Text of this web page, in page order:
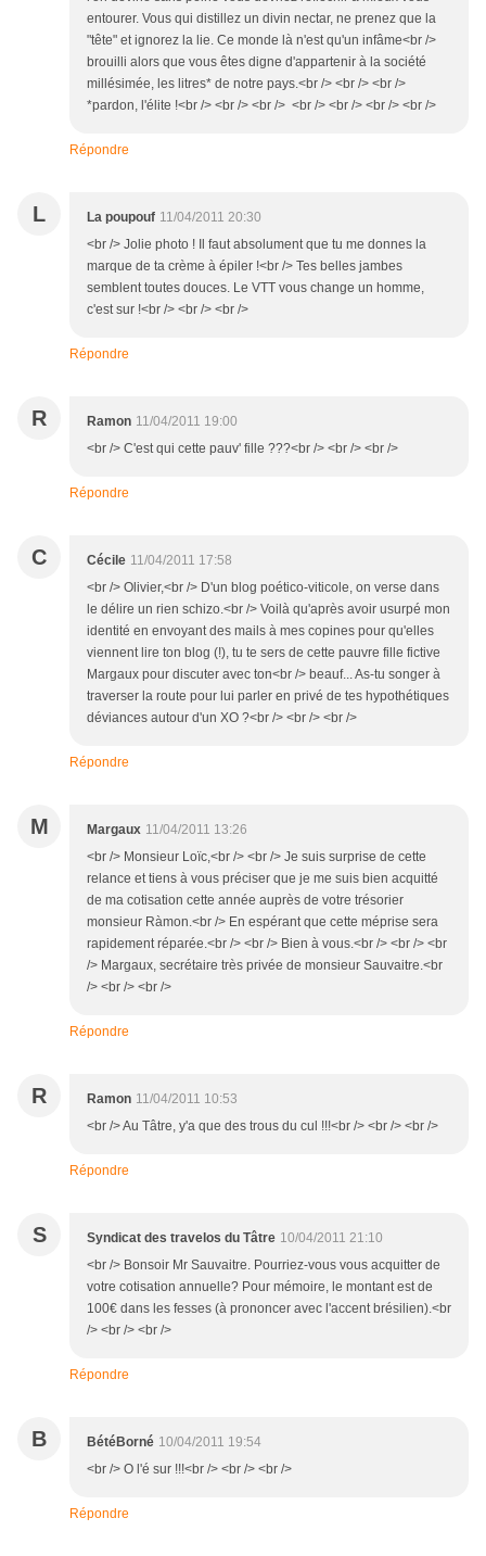
entourer. Vous qui distillez un divin nectar, ne prenez que la
"tête" et ignorez la lie. Ce monde là n'est qu'un infâme<br />
brouilli alors que vous êtes digne d'appartenir à la société
millésimée, les litres* de notre pays.<br /> <br /> <br />
*pardon, l'élite !<br /> <br /> <br /> <br /> <br /> <br /> <br />
Répondre
L La poupouf 11/04/2011 20:30
<br /> Jolie photo ! Il faut absolument que tu me donnes la
marque de ta crème à épiler !<br /> Tes belles jambes
semblent toutes douces. Le VTT vous change un homme,
c'est sur !<br /> <br /> <br />
Répondre
R Ramon 11/04/2011 19:00
<br /> C'est qui cette pauv' fille ???<br /> <br /> <br />
Répondre
C Cécile 11/04/2011 17:58
<br /> Olivier,<br /> D'un blog poético-viticole, on verse dans
le délire un rien schizo.<br /> Voilà qu'après avoir usurpé mon
identité en envoyant des mails à mes copines pour qu'elles
viennent lire ton blog (!), tu te sers de cette pauvre fille fictive
Margaux pour discuter avec ton<br /> beauf... As-tu songer à
traverser la route pour lui parler en privé de tes hypothétiques
déviances autour d'un XO ?<br /> <br /> <br />
Répondre
M Margaux 11/04/2011 13:26
<br /> Monsieur Loïc,<br /> <br /> Je suis surprise de cette
relance et tiens à vous préciser que je me suis bien acquitté
de ma cotisation cette année auprès de votre trésorier
monsieur Ràmon.<br /> En espérant que cette méprise sera
rapidement réparée.<br /> <br /> Bien à vous.<br /> <br /> <br
/> Margaux, secrétaire très privée de monsieur Sauvaitre.<br
/> <br /> <br />
Répondre
R Ramon 11/04/2011 10:53
<br /> Au Tâtre, y'a que des trous du cul !!!<br /> <br /> <br />
Répondre
S Syndicat des travelos du Tâtre 10/04/2011 21:10
<br /> Bonsoir Mr Sauvaitre. Pourriez-vous vous acquitter de
votre cotisation annuelle? Pour mémoire, le montant est de
100€ dans les fesses (à prononcer avec l'accent brésilien).<br
/> <br /> <br />
Répondre
B BétéBorné 10/04/2011 19:54
<br /> O l'é sur !!!<br /> <br /> <br />
Répondre